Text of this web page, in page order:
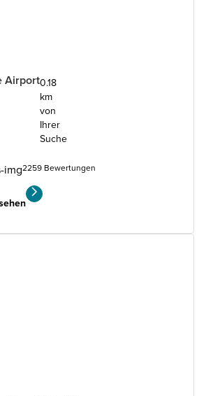
Airport0.18
km
von
Ihrer
Suche
2259 Bewertungen